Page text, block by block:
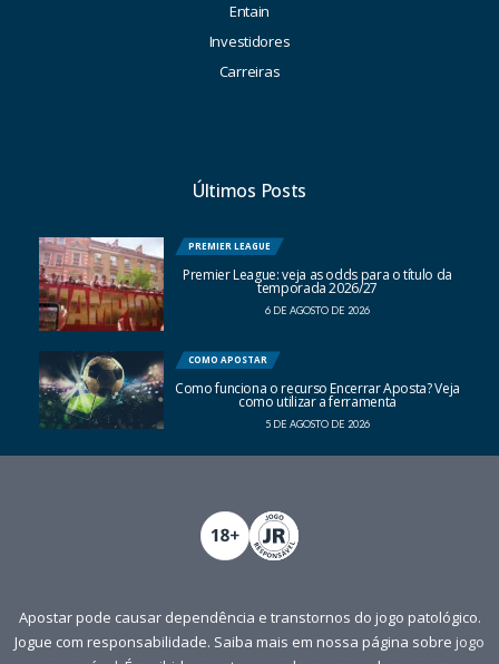
Entain
Investidores
Carreiras
Últimos Posts
PREMIER LEAGUE
Premier League: veja as odds para o título da
temporada 2026/27
6 DE AGOSTO DE 2026
COMO APOSTAR
Como funciona o recurso Encerrar Aposta? Veja
como utilizar a ferramenta
5 DE AGOSTO DE 2026
Apostar pode causar dependência e transtornos do jogo patológico.
Jogue com responsabilidade. Saiba mais em nossa página sobre jogo